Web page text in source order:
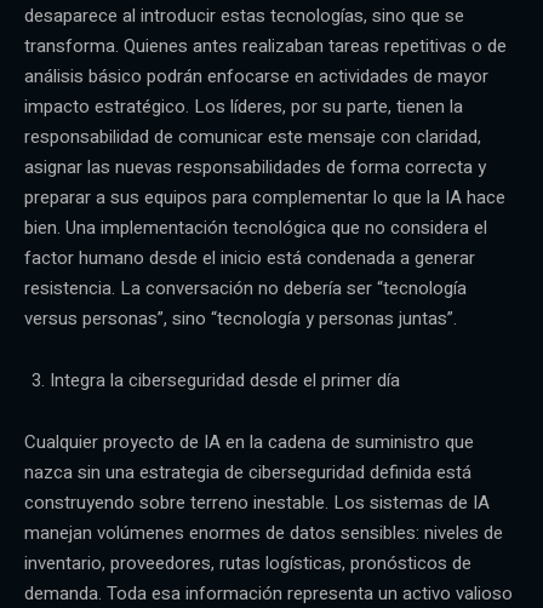
desaparece al introducir estas tecnologías, sino que se
transforma. Quienes antes realizaban tareas repetitivas o de
análisis básico podrán enfocarse en actividades de mayor
impacto estratégico. Los líderes, por su parte, tienen la
responsabilidad de comunicar este mensaje con claridad,
asignar las nuevas responsabilidades de forma correcta y
preparar a sus equipos para complementar lo que la IA hace
bien. Una implementación tecnológica que no considera el
factor humano desde el inicio está condenada a generar
resistencia. La conversación no debería ser “tecnología
versus personas”, sino “tecnología y personas juntas”.
Integra la ciberseguridad desde el primer día
Cualquier proyecto de IA en la cadena de suministro que
nazca sin una estrategia de ciberseguridad definida está
construyendo sobre terreno inestable. Los sistemas de IA
manejan volúmenes enormes de datos sensibles: niveles de
inventario, proveedores, rutas logísticas, pronósticos de
demanda. Toda esa información representa un activo valioso